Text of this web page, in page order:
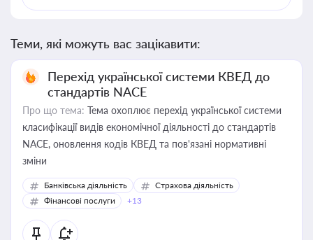
Теми, які можуть вас зацікавити:
Перехід української системи КВЕД до
стандартів NACE
Про що тема: Тема охоплює перехід української системи
класифікації видів економічної діяльності до стандартів
NACE, оновлення кодів КВЕД та пов'язані нормативні
зміни
Банківська діяльність
Страхова діяльність
Фінансові послуги
+13